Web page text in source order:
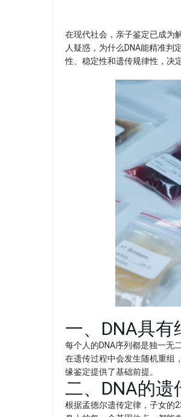
在现代社会，亲子鉴定已成为
人疑惑，为什么DNA能精准判
性、稳定性和遗传规律性，决
一、DNA具有
每个人的DNA序列都是独一无
在遗传过程中会发生随机重组
缘鉴定提供了基础前提。​
二、DNA的遗
根据孟德尔遗传定律，子女的